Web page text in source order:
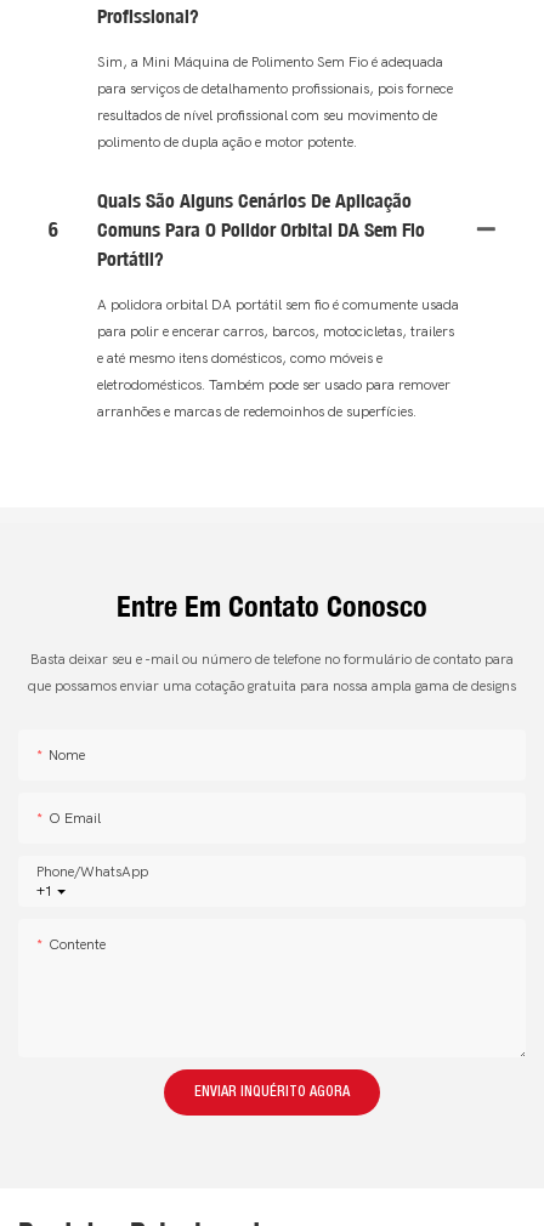
Profissional?
Sim, a Mini Máquina de Polimento Sem Fio é adequada
para serviços de detalhamento profissionais, pois fornece
resultados de nível profissional com seu movimento de
polimento de dupla ação e motor potente.
6
Quais São Alguns Cenários De Aplicação
Comuns Para O Polidor Orbital DA Sem Fio
Portátil?
A polidora orbital DA portátil sem fio é comumente usada
para polir e encerar carros, barcos, motocicletas, trailers
e até mesmo itens domésticos, como móveis e
eletrodomésticos. Também pode ser usado para remover
arranhões e marcas de redemoinhos de superfícies.
Entre Em Contato Conosco
Basta deixar seu e -mail ou número de telefone no formulário de contato para
que possamos enviar uma cotação gratuita para nossa ampla gama de designs
Nome
O Email
+1
Phone/whatsApp
Contente
ENVIAR INQUÉRITO AGORA